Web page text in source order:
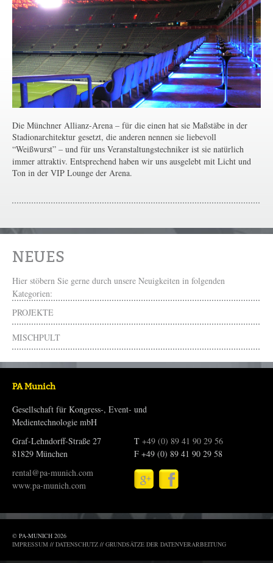
Die Münchner Allianz-Arena – für die einen hat sie Maßstäbe in der
Stadionarchitektur gesetzt, die anderen nennen sie liebevoll
“Weißwurst” – und für uns Veranstaltungstechniker ist sie natürlich
immer attraktiv. Entsprechend haben wir uns ausgelebt mit Licht und
Ton in der VIP Lounge der Arena.
NEUES
Hier stöbern Sie gerne durch unsere Neuigkeiten in folgenden
Kategorien:
PROJEKTE
MISCHPULT
PA Munich
Gesellschaft für Kongress-, Event- und
Medientechnologie mbH
Graf-Lehndorff-Straße 27
81829 München
T +49 (0) 89 41 90 29 56
F +49 (0) 89 41 90 29 58
rental@pa-munich.com
www.pa-munich.com
© PA-MUNICH 2026
IMPRESSUM // DATENSCHUTZ // GRUNDSÄTZE DER DATENVERARBEITUNG